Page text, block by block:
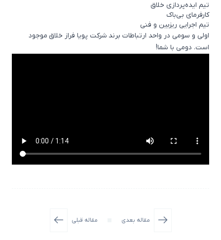
تیم ایده‌پردازی خلاق
کارفرمای بی‌باک
تیم اجرایی ریزبین و فنی
اولی و سومی در واحد ارتباطات برند شرکت پویا فراز خلاق موجود
است. دومی با شما!
مقاله بعدی مقاله قبلی